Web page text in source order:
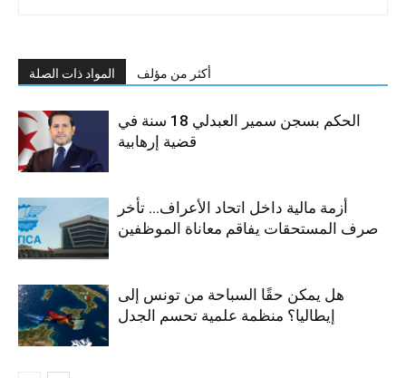
المواد ذات الصلة أكثر من مؤلف
الحكم بسجن سمير العبدلي 18 سنة في
قضية إرهابية
أزمة مالية داخل اتحاد الأعراف… تأخر
صرف المستحقات يفاقم معاناة الموظفين
هل يمكن حقًا السباحة من تونس إلى
إيطاليا؟ منظمة علمية تحسم الجدل